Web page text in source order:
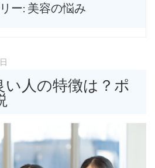
ー: 美容の悩み
い人の特徴は？ポ